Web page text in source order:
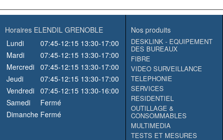
Horaires ELENDIL GRENOBLE
Lundi
07:45-12:15 13:30-17:00
Mardi
07:45-12:15 13:30-17:00
Mercredi 07:45-12:15 13:30-17:00
Jeudi
07:45-12:15 13:30-17:00
Vendredi 07:45-12:15 13:30-16:00
Samedi
Fermé
Dimanche Fermé
Nos produits
DESKLINK - EQUIPEMENT
DES BUREAUX
FIBRE
VIDEO SURVEILLANCE
TELEPHONIE
SERVICES
RESIDENTIEL
OUTILLAGE &
CONSOMMABLES
MULTIMEDIA
TESTS ET MESURES